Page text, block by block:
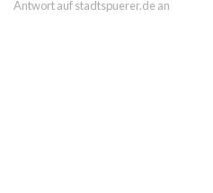
Antwort auf stadtspuerer.de an